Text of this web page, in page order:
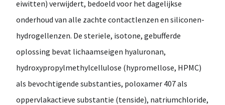
eiwitten) verwijdert, bedoeld voor het dagelijkse
onderhoud van alle zachte contactlenzen en siliconen-
hydrogellenzen. De steriele, isotone, gebufferde
oplossing bevat lichaamseigen hyaluronan,
hydroxypropylmethylcellulose (hypromellose, HPMC)
als bevochtigende substanties, poloxamer 407 als
oppervlakactieve substantie (tenside), natriumchloride,